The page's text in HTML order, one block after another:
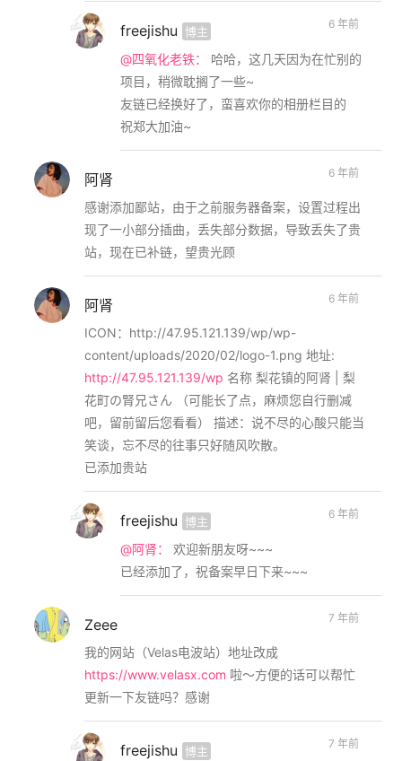
freejishu 博主
@四氧化老铁：
哈哈，这几天因为在忙别的
项目，稍微耽搁了一些~
友链已经换好了，蛮喜欢你的相册栏目的
祝郑大加油~
6 年前
阿肾
感谢添加鄙站，由于之前服务器备案，设置过程出
现了一小部分插曲，丢失部分数据，导致丢失了贵
站，现在已补链，望贵光顾
6 年前
阿肾
ICON：http://47.95.121.139/wp/wp-
content/uploads/2020/02/logo-1.png 地址:
http://47.95.121.139/wp 名称 梨花镇的阿肾 | 梨
花町の腎兄さん （可能长了点，麻烦您自行删减
吧，留前留后您看看） 描述：说不尽的心酸只能当
笑谈，忘不尽的往事只好随风吹散。
已添加贵站
6 年前
freejishu 博主
@阿肾：
欢迎新朋友呀~~~
已经添加了，祝备案早日下来~~~
6 年前
Zeee
我的网站（Velas电波站）地址改成
https://www.velasx.com 啦～方便的话可以帮忙
更新一下友链吗？感谢
7 年前
freejishu 博主
7 年前